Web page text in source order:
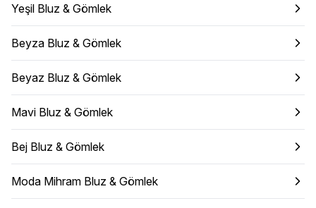
Yeşil Bluz & Gömlek
Beyza Bluz & Gömlek
Beyaz Bluz & Gömlek
Mavi Bluz & Gömlek
Bej Bluz & Gömlek
Moda Mihram Bluz & Gömlek